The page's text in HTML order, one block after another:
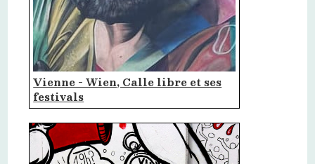
Vienne - Wien, Calle libre et ses
festivals